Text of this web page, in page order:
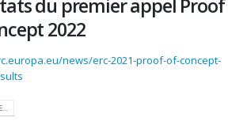
du premier appel Proof
2022
news/erc-2021-proof-of-concept-